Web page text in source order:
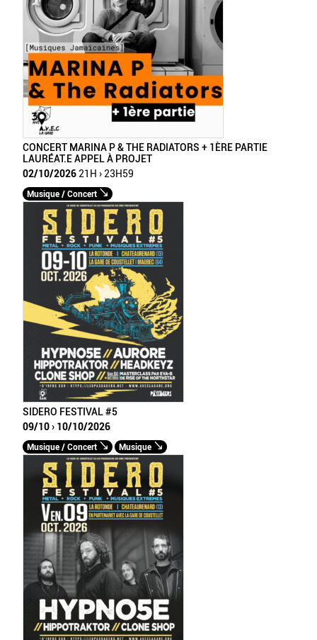
CONCERT MARINA P & THE RADIATORS + 1ÈRE PARTIE
LAURÉAT.E APPEL À PROJET
02/10/2026 21H › 23H59
Musique / Concert
SIDERO FESTIVAL #5
09/10 › 10/10/2026
Musique / Concert Musique